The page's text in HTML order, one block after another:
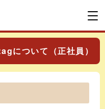
について（正社員）